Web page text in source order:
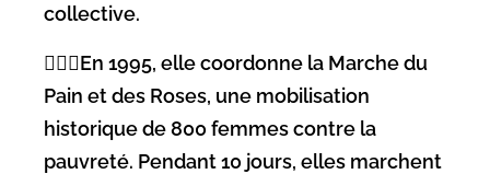
collective.
🚶🏻‍♀️En 1995, elle coordonne la Marche du
Pain et des Roses, une mobilisation
historique de 800 femmes contre la
pauvreté. Pendant 10 jours, elles marchent